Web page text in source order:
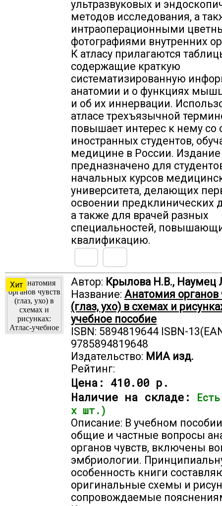
ультразвуковых и
методов исследования, а
интраоперационными
фотографиями внутренних
К атласу прилагаются
содержащие краткую
систематизированную
анатомии и о функциях
и об их иннервации.
атласе трехъ­язычной
повышает интерес к нему со
иностранных студентов,
медицине в России. Издание
предназначено для
начальных курсов
университета, делающих
освоении предклинических
а также для врачей разных
специальностей,
квалификацию.
Хит Автор: Крылова Н.В., Наумец
Название: Анатомия органов
(глаз, ухо) в схемах и
учебное пособие
ISBN: 5894819644 ISBN-
9785894819648
Издательство: МИА изд.
Рейтинг:
Цена: 410.00 р.
Наличие на складе:
х шт.)
Описание: В учебном
общие и частные вопросы
органов чувств, включены
эмбриологии.
особенность книги
оригинальные схемы и
сопровождаемые